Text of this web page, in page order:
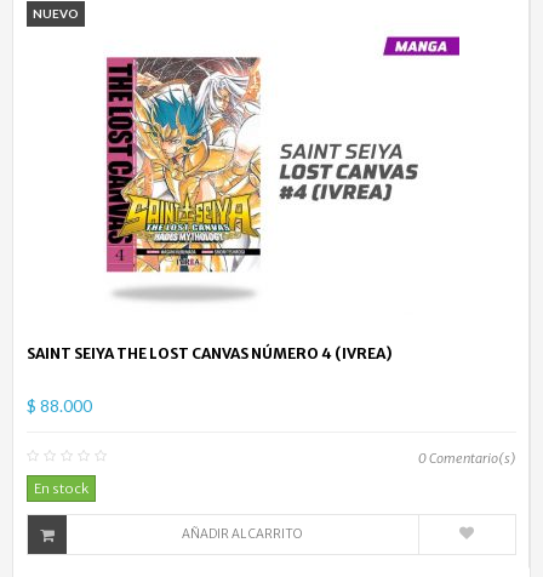
NUEVO
SAINT SEIYA THE LOST CANVAS NÚMERO 4 (IVREA)
$ 88.000
0Comentario(s)
En stock
AÑADIR AL CARRITO